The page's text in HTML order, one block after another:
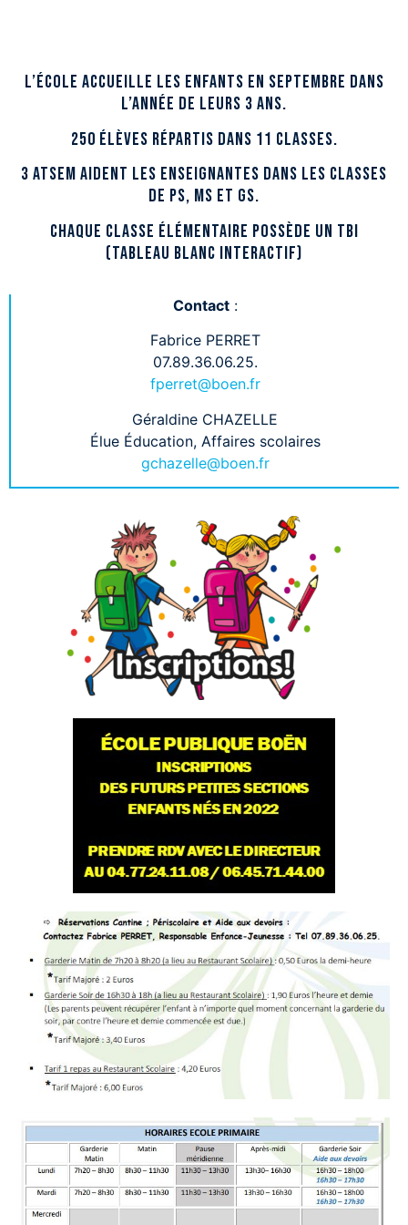
L’école accueille les enfants en septembre dans
l’année de leurs 3 ans.
250 élèves répartis dans 11 classes.
3 ATSEM aident les enseignantes dans les classes
de PS, MS et GS.
Chaque classe élémentaire possède un TBI
(Tableau Blanc Interactif)
Contact:
Fabrice PERRET
07.89.36.06.25.
fperret@boen.fr
Géraldine CHAZELLE
Élue Éducation, Affaires scolaires
gchazelle@boen.fr